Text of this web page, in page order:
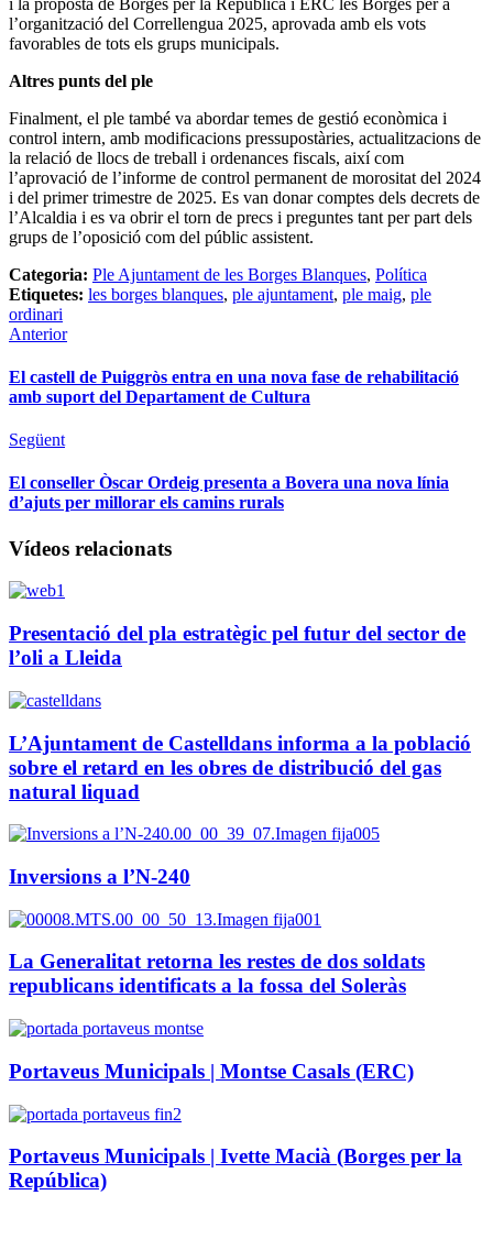
l’organització del Correllengua 2025, aprovada amb els vots
favorables de tots els grups municipals.
Altres punts del ple
Finalment, el ple també va abordar temes de gestió econòmica i
control intern, amb modificacions pressupostàries, actualitzacions de
la relació de llocs de treball i ordenances fiscals, així com
l’aprovació de l’informe de control permanent de morositat del 2024
i del primer trimestre de 2025. Es van donar comptes dels decrets de
l’Alcaldia i es va obrir el torn de precs i preguntes tant per part dels
grups de l’oposició com del públic assistent.
Categoria: Ple Ajuntament de les Borges Blanques, Política
Etiquetes: les borges blanques, ple ajuntament, ple maig, ple
ordinari
Anterior
El castell de Puiggròs entra en una nova fase de rehabilitació
amb suport del Departament de Cultura
Següent
El conseller Òscar Ordeig presenta a Bovera una nova línia
d’ajuts per millorar els camins rurals
Vídeos relacionats
Presentació del pla estratègic pel futur del sector de
l’oli a Lleida
L’Ajuntament de Castelldans informa a la població
sobre el retard en les obres de distribució del gas
natural liquad
Inversions a l’N-240
La Generalitat retorna les restes de dos soldats
republicans identificats a la fossa del Soleràs
Portaveus Municipals | Montse Casals (ERC)
Portaveus Municipals | Ivette Macià (Borges per la
República)